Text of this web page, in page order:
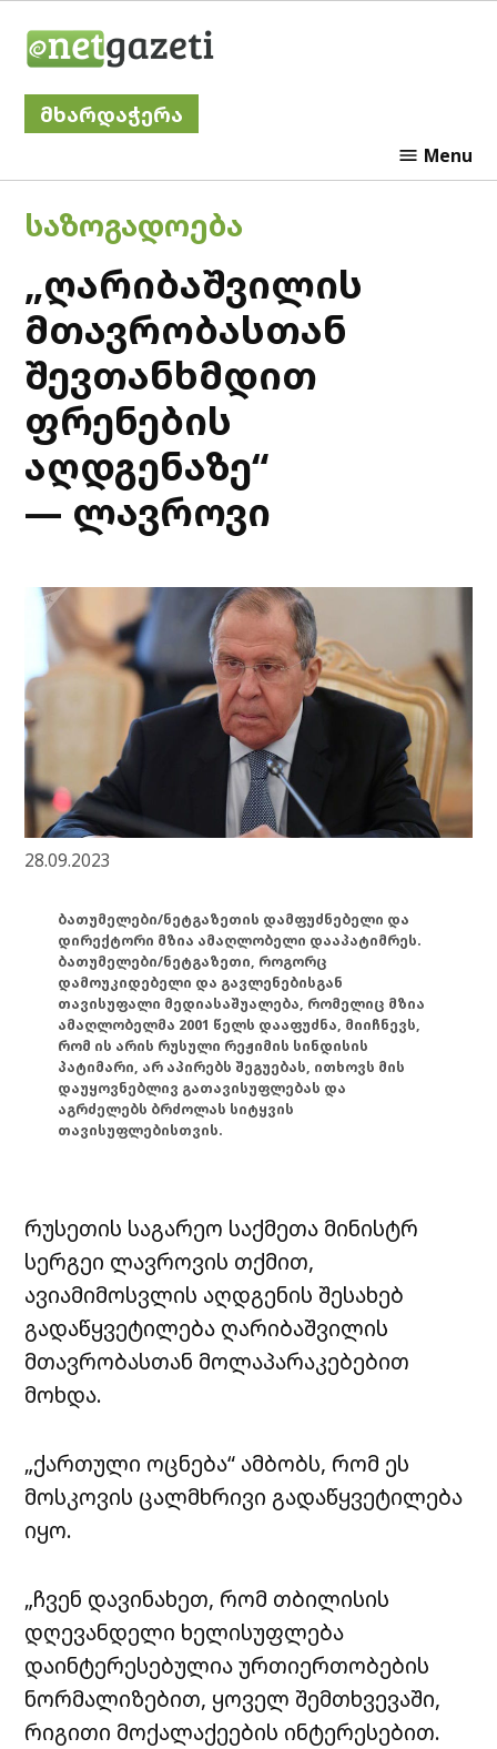
მხარდაჭერა
Menu
POSTED
ᲡᲐᲖᲝᲒᲐᲓᲝᲔᲑᲐ
„ღარიბაშვილის
მთავრობასთან
შევთანხმდით
ფრენების
აღდგენაზე“
— ლავროვი
28.09.2023
ბათუმელები/ნეტგაზეთის დამფუძნებელი და
დირექტორი მზია ამაღლობელი დააპატიმრეს.
ბათუმელები/ნეტგაზეთი, როგორც
დამოუკიდებელი და გავლენებისგან
თავისუფალი მედიასაშუალება, რომელიც მზია
ამაღლობელმა 2001 წელს დააფუძნა, მიიჩნევს,
რომ ის არის რუსული რეჟიმის სინდისის
პატიმარი, არ აპირებს შეგუებას, ითხოვს მის
დაუყოვნებლივ გათავისუფლებას და
აგრძელებს ბრძოლას სიტყვის
თავისუფლებისთვის.
რუსეთის საგარეო საქმეთა მინისტრ
სერგეი ლავროვის თქმით,
ავიამიმოსვლის აღდგენის შესახებ
გადაწყვეტილება ღარიბაშვილის
მთავრობასთან მოლაპარაკებებით
მოხდა.
„ქართული ოცნება“ ამბობს, რომ ეს
მოსკოვის ცალმხრივი გადაწყვეტილება
იყო.
„ჩვენ დავინახეთ, რომ თბილისის
დღევანდელი ხელისუფლება
დაინტერესებულია ურთიერთობების
ნორმალიზებით, ყოველ შემთხვევაში,
რიგითი მოქალაქეების ინტერესებით.